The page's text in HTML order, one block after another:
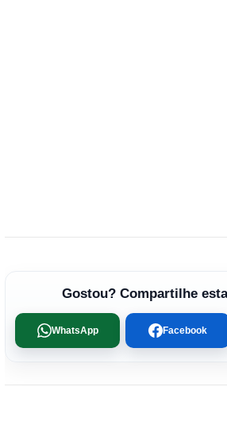
Gostou? Compartilhe
WhatsApp Facebook